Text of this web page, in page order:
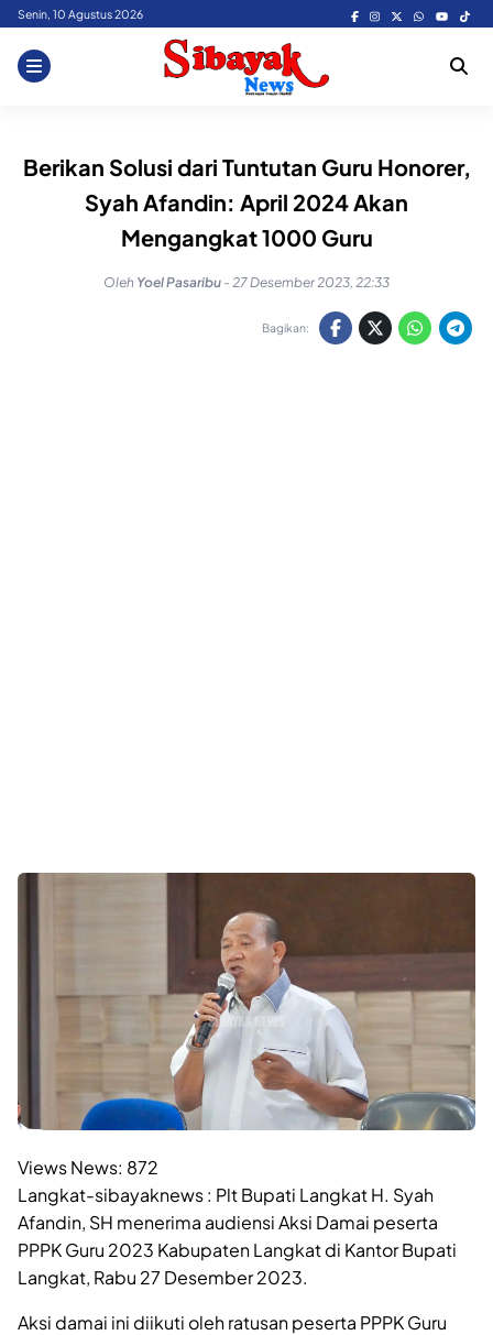
Skip
content
Senin, 10 Agustus 2026
Berikan Solusi dari Tuntutan Guru Honorer,
Syah Afandin: April 2024 Akan
Mengangkat 1000 Guru
Oleh Yoel Pasaribu - 27 Desember 2023, 22:33
Bagikan:
Views News: 872
Langkat-sibayaknews : Plt Bupati Langkat H. Syah
Afandin, SH menerima audiensi Aksi Damai peserta
PPPK Guru 2023 Kabupaten Langkat di Kantor Bupati
Langkat, Rabu 27 Desember 2023.
Aksi damai ini diikuti oleh ratusan peserta PPPK Guru